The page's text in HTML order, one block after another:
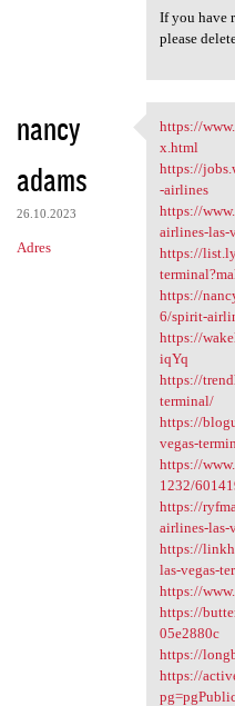
If you have
please
nancy
adams
26.10.2023
Adres
https://
https://
x.html
https://
-airlines
https://
airlines-las-
https://
https://
6/spirit-
https://
iqYq
https://
terminal/
https://
vegas-
https://
1232/
https://
airlines-las-
https://
las-vegas-
https://
https://
05e2880c
https://
https://